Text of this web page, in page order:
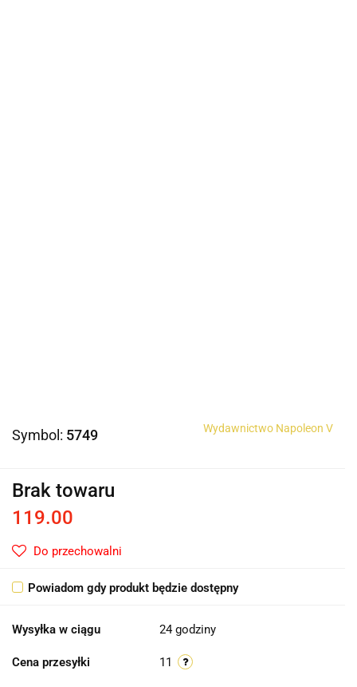
Symbol: 5749 Wydawnictwo Napoleon V
Brak towaru
119.00
Do przechowalni
Powiadom gdy produkt będzie dostępny
Wysyłka w ciągu 24 godziny
Cena przesyłki 11